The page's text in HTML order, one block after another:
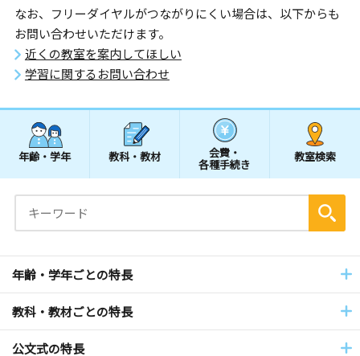
なお、フリーダイヤルがつながりにくい場合は、以下からも
お問い合わせいただけます。
近くの教室を案内してほしい
学習に関するお問い合わせ
年齢・学年 教科・教材 会費・
各種手続き
教室検索
年齢・学年ごとの特長
教科・教材ごとの特長
公文式の特長